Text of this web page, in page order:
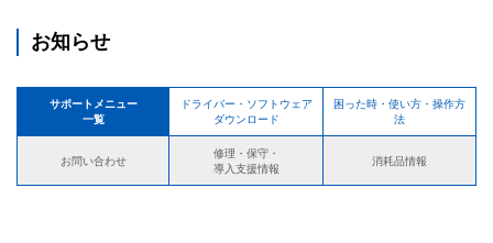
お知らせ
サポートメニュー
一覧
ドライバー・ソフトウェア
ダウンロード
困った時・使い方・操作方
法
お問い合わせ
修理・保守・
導入支援情報
消耗品情報